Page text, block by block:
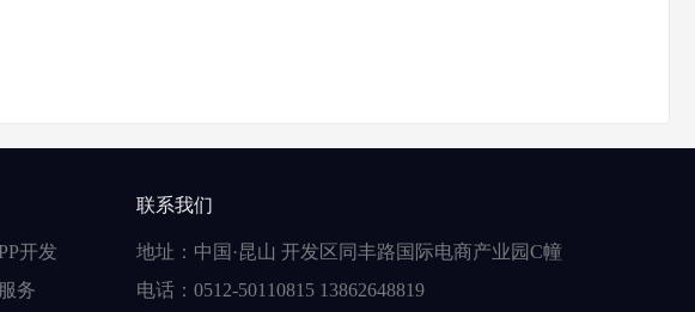
开发
务
联系我们
地址：中国·昆山 开发区同丰路国际电商产业园C幢
电话：0512-50110815 13862648819